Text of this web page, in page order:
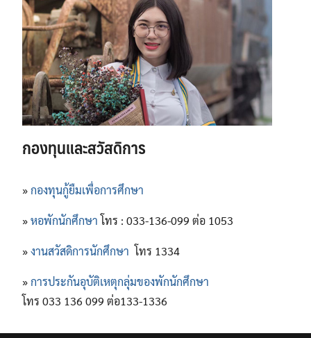
กองทุนและสวัสดิการ
»กองทุนกู้ยืมเพื่อการศึกษา
»หอพักนักศึกษา โทร : 033-136-099 ต่อ 1053
»งานสวัสดิการนักศึกษา โทร 1334
»การประกันอุบัติเหตุกลุ่มของพักนักศึกษา
โทร 033 136 099 ต่อ133-1336